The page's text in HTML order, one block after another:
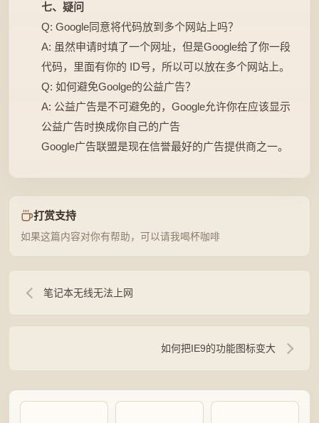
七、疑问
Q: Google同意将代码放到多个网站上吗？
A: 虽然申请时填了一个网址，但是Google给了你一段
代码，里面有你的 ID号，所以可以放在多个网站上。
Q: 如何避免Goolge的公益广告？
A: 公益广告是不可避免的，Google允许你在应该显示
公益广告时换成你自己的广告
Google广告联盟是现在信誉最好的广告提供商之一。
打赏支持
如果这篇内容对你有帮助，可以请我喝杯咖啡
笔记本无线无法上网
如何把IE9的功能图标变大